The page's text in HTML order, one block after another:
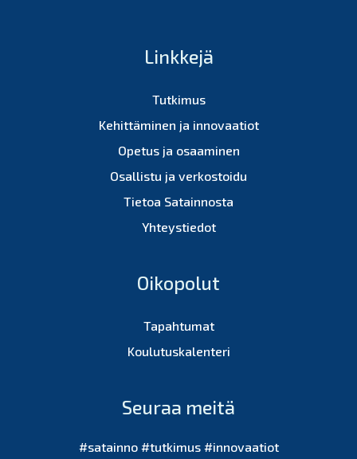
Linkkejä
Tutkimus
Kehittäminen ja innovaatiot
Opetus ja osaaminen
Osallistu ja verkostoidu
Tietoa Satainnosta
Yhteystiedot
Oikopolut
Tapahtumat
Koulutuskalenteri
Seuraa meitä
#satainno #tutkimus #innovaatiot